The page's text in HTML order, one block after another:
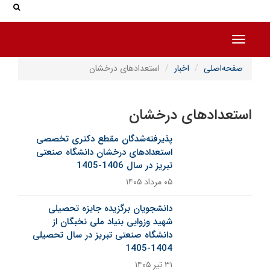
Toggle navigation
صفحه‌اصلی اخبار استعدادهای درخشان
استعدادهای درخشان
پذیرفته‌شدگان مقطع دکتری تخصصی
استعدادهای درخشان دانشگاه صنعتی
تبریز در سال 1406-1405
۰۵ مرداد ۱۴۰۵
دانشجویان برگزیده جایزه تحصیلی
شهید وزوایی بنیاد ملی نخبگان از
دانشگاه صنعتی تبریز در سال تحصیلی
1404-1405
۳۱ تیر ۱۴۰۵